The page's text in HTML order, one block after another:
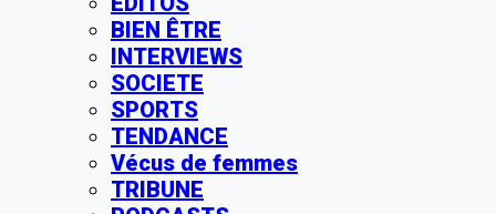
BIEN ÊTRE
INTERVIEWS
SOCIETE
SPORTS
TENDANCE
Vécus de femmes
TRIBUNE